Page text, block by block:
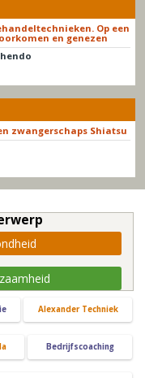
Op een
en genezen
zwangerschaps Shiatsu
Alexander Techniek
Bedrijfscoaching